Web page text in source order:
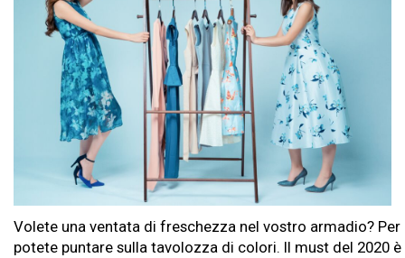
Volete una ventata di freschezza nel vostro armadio?
potete puntare sulla tavolozza di colori. Il must del 2020